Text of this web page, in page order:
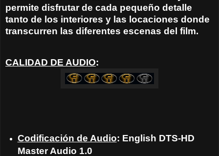
permite disfrutar de cada pequeño detalle
tanto de los interiores y las locaciones donde
transcurren las diferentes escenas del film.
CALIDAD DE AUDIO:
Codificación de Audio: English DTS-HD
Master Audio 1.0